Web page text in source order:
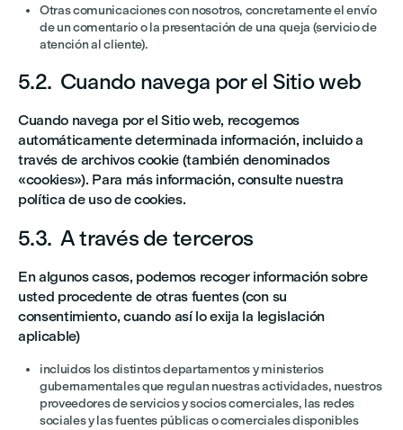
Otras comunicaciones con nosotros, concretamente el envío
de un comentario o la presentación de una queja (servicio de
atención al cliente).
5.2. Cuando navega por el Sitio web
Cuando navega por el Sitio web, recogemos
automáticamente determinada información, incluido a
través de archivos cookie (también denominados
«cookies»). Para más información, consulte nuestra
política de uso de cookies.
5.3. A través de terceros
En algunos casos, podemos recoger información sobre
usted procedente de otras fuentes (con su
consentimiento, cuando así lo exija la legislación
aplicable)
incluidos los distintos departamentos y ministerios
gubernamentales que regulan nuestras actividades, nuestros
proveedores de servicios y socios comerciales, las redes
sociales y las fuentes públicas o comerciales disponibles